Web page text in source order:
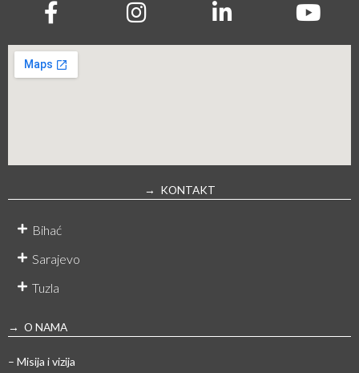
→ KONTAKT
Bihać
Sarajevo
Tuzla
→ O NAMA
– Misija i vizija